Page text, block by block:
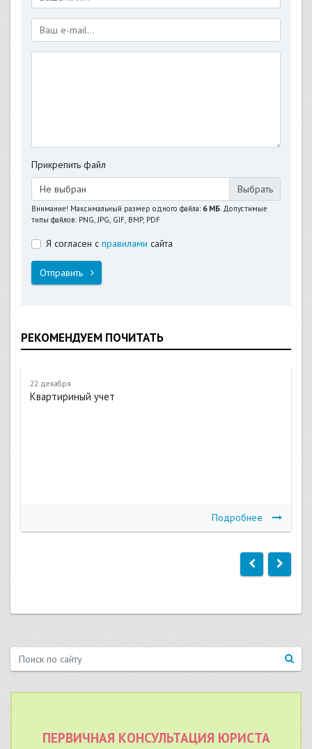
Прикрепить файл
Не выбран
Внимание! Максимальный размер одного файла: 6 МБ. Допустимые
типы файлов: PNG, JPG, GIF, BMP, PDF
Я согласен с правилами сайта
Отправить
РЕКОМЕНДУЕМ ПОЧИТАТЬ
22 декабря
Квартириный учет
Подробнее
ПЕРВИЧНАЯ КОНСУЛЬТАЦИЯ ЮРИСТА